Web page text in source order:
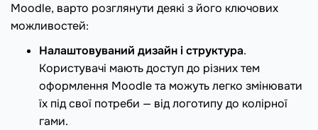
Moodle, варто розглянути деякі з його ключових
можливостей:
Налаштовуваний дизайн і структура.
Користувачі мають доступ до різних тем
оформлення Moodle та можуть легко змінювати
їх під свої потреби — від логотипу до колірної
гами.